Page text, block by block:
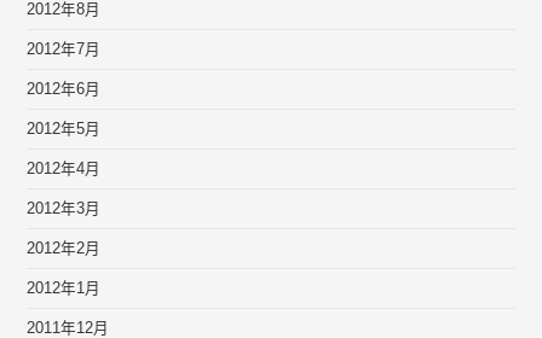
2012年8月
2012年7月
2012年6月
2012年5月
2012年4月
2012年3月
2012年2月
2012年1月
2011年12月